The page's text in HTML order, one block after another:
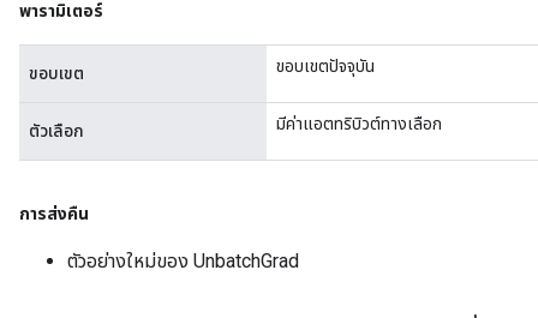
พารามิเตอร์
ขอบเขต ขอบเขตปัจจุบัน
ตัวเลือก มีค่าแอตทริบิวต์ทางเลือก
การส่งคืน
ตัวอย่างใหม่ของ UnbatchGrad